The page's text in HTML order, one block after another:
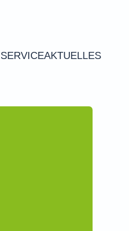
SERVICEAKTUELLES